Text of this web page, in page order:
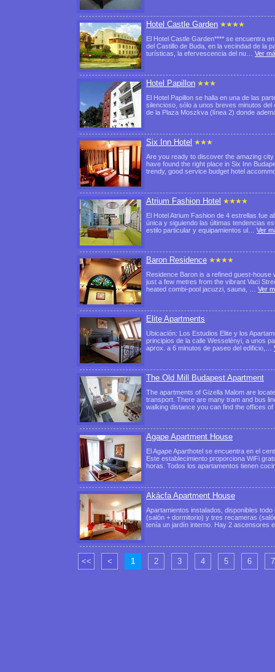
Hotel Castle Garden
El Hotel Castle Garden**** se encuentra
del Castillo de Buda, en la vecindad de la
turísticas, la efervescencia del nu… Ver
Hotel Papillon
El Hotel Papillon se halla en una de las
silencioso, sólo a unos breves minutos
de la Plaza Moszkva (línea 2) donde
Six Inn Hotel
Are you ready to discover the amazing
have found the right place in Six Inn
trendy, good service budget hotel
Atrium Fashion Hotel
El Hotel Atrium Fashion de 4 estrellas fue
única y siguiendo las últimas tendencias
estilo particular y equipamientos ul… Ver
Baron Residence
Residence Baron is a refined guest-house
just a few metres from the vibrant Vaci
heated combi-pool jacuzzi, sauna, … Ver
Elite Apartments
Ubicación: Los Estudios Elite y los
principios de la calle Wesselényi, a unos
aprox. a 6 minutos de paseo del edificio,…
The Old Mill Budapest Apartment
The apartments of Gizella Malom are
transport. There are many tram and bus
walking distance you can find the offices
Agape Apartment House
El Agape Aparthotel se encuentra en el
Este establecimiento proporciona WiFi
horas. Todos los apartamentos tienen
Akácfa Apartment House
Apartamientos instalados, disponibles
(salón + dormitorio) y tres recameras
tenía un jardín interno. Hay 2 ascensores
<< < 1 2 3 4 5 6 7